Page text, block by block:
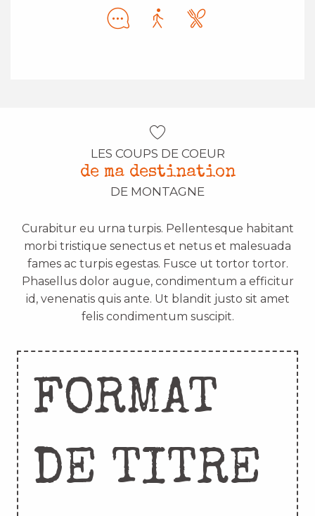
LES COUPS DE COEUR
de ma destination
DE MONTAGNE
Curabitur eu urna turpis. Pellentesque habitant
morbi tristique senectus et netus et malesuada
fames ac turpis egestas. Fusce ut tortor tortor.
Phasellus dolor augue, condimentum a efficitur
id, venenatis quis ante. Ut blandit justo sit amet
felis condimentum suscipit.
FORMAT
DE TITRE